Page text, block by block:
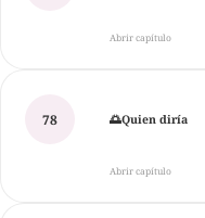
Abrir capítulo
78 🌅Quien diría
Abrir capítulo